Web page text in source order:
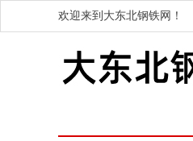
欢迎来到大东北钢铁网！